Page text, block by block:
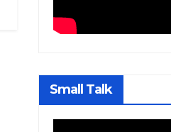
Small Talk